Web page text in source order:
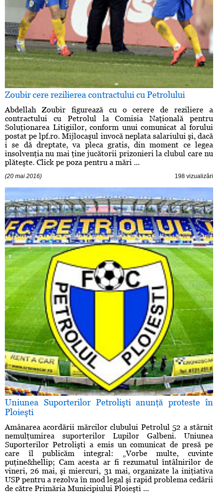
Zoubir cere rezilierea contractului cu Petrolului
Abdellah Zoubir figurează cu o cerere de reziliere a
contractului cu Petrolul la Comisia Naţională pentru
Soluţionarea Litigiilor, conform unui comunicat al forului
postat pe lpf.ro. Mijlocaşul invocă neplata salariului şi, dacă
i se dă dreptate, va pleca gratis, din moment ce legea
insolvenţia nu mai ţine jucătorii prizonieri la clubul care nu
plăteşte. Click pe poza pentru a mări ...
(20 mai 2016) 198 vizualizări
Uniunea Suporterilor Petrolişti anunţă proteste în
Ploieşti
Amânarea acordării mărcilor clubului Petrolul 52 a stârnit
nemulţumirea suporterilor Lupilor Galbeni. Uniunea
Suporterilor Petrolişti a emis un comunicat de presă pe
care îl publicăm integral: „Vorbe multe, cuvinte
puţine&hellip; Cam acesta ar fi rezumatul întâlnirilor de
vineri, 26 mai, şi miercuri, 31 mai, organizate la iniţiativa
USP pentru a rezolva în mod legal şi rapid problema cedării
de către Primăria Municipiului Ploieşti ...